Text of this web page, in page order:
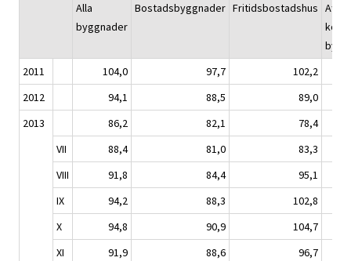
Alla
byggnader
Bostadsbyggnader Fritidsbostadshus
2011
104,0 97,7
102,2
2012
94,1 88,5
89,0
2013
86,2 82,1
78,4
VII
88,4 81,0
83,3
VIII
91,8 84,4
95,1
IX
94,2 88,3
102,8
X
94,8 90,9
104,7
XI
91,9 88,6
96,7